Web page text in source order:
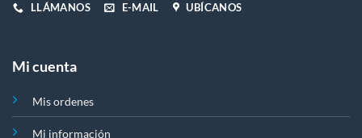
LLÁMANOS E-MAIL UBÍCANOS
Mi cuenta
Mis ordenes
Mi información